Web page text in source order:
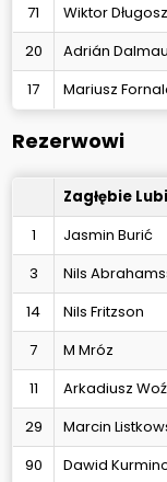
71
Wiktor Długosz
20
Adrián
17
Mariusz
Rezerwowi
Zagłębie
1
Jasmin Burić
3
Nils
14
Nils Fritzson
7
M Mróz
11
Arkadiusz
29
Marcin
90 Dawid